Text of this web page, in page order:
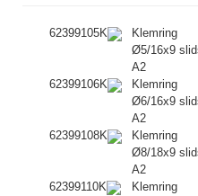
62399105K
Klemring
Ø5/16x9
A2
62399106K
Klemring
Ø6/16x9
A2
62399108K
Klemring
Ø8/18x9
A2
62399110K
Klemring